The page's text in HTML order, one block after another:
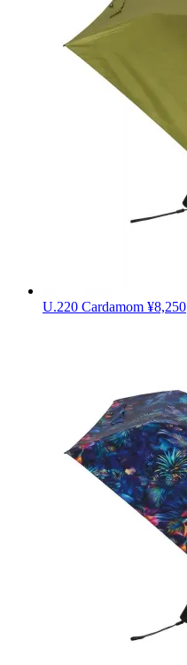
U.220 Cardamom ¥8,250